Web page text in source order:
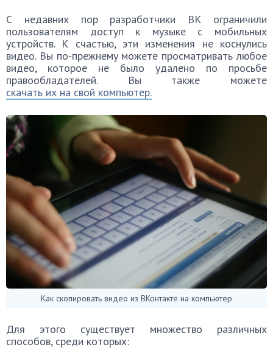
С недавних пор разработчики ВК ограничили
пользователям доступ к музыке с мобильных
устройств. К счастью, эти изменения не коснулись
видео. Вы по-прежнему можете просматривать любое
видео, которое не было удалено по просьбе
правообладателей. Вы также можете
скачать их на свой компьютер.
Как скопировать видео из ВКонтакте на компьютер
Для этого существует множество различных
способов, среди которых: